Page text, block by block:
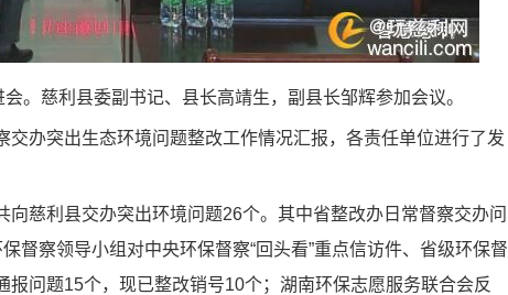
慈利县委副书记、县长高靖生，副县长邹辉参加会议。
办突出生态环境问题整改工作情况汇报，各责任单位进行了发
慈利县交办突出环境问题26个。其中省整改办日常督察交办问
督察领导小组对中央环保督察“回头看”重点信访件、省级环保督
问题15个，现已整改销号10个；湖南环保志愿服务联合会反